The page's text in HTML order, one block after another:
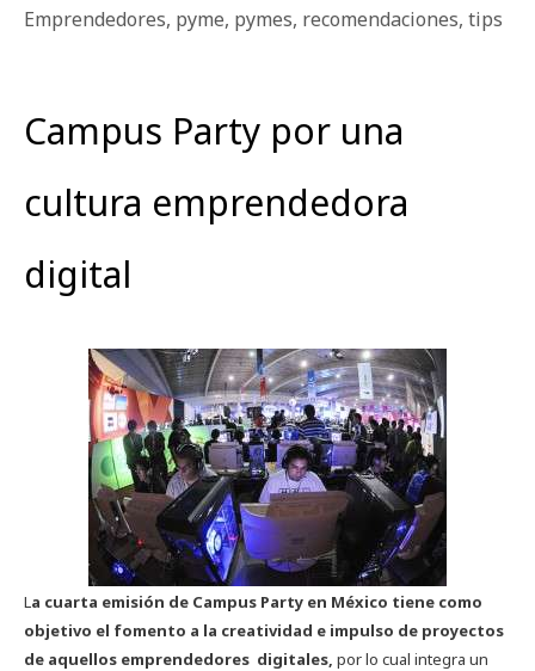
Emprendedores, pyme, pymes, recomendaciones, tips
Campus Party por una
cultura emprendedora
digital
La cuarta emisión de Campus Party en México tiene como
objetivo el fomento a la creatividad e impulso de proyectos
de aquellos emprendedores digitales, por lo cual integra un